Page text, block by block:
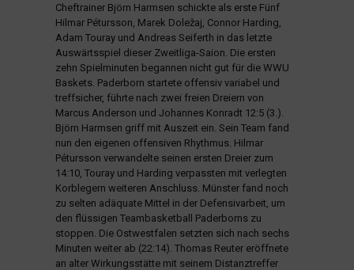
Cheftrainer Björn Harmsen schickte als erste Fünf
Hilmar Pétursson, Marek Doležaj, Connor Harding,
Adam Touray und Andreas Seiferth in das letzte
Auswärtsspiel dieser Zweitliga-Saion. Die ersten
zehn Spielminuten begannen nicht gut für die WWU
Baskets. Paderborn startete offensiv variabel und
treffsicher, führte nach zwei freien Dreiern von
Marcus Anderson und Johannes Konradt 12:5 (3.).
Björn Harmsen griff mit Auszeit ein. Sein Team fand
nun den eigenen offensiven Rhythmus. Hilmar
Pétursson verwandelte seinen ersten Dreier zum
14:10, Touray und Harding verpassten mit verlegten
Korblegern weiteren Anschluss. Münster fand noch
zu selten adäquate Mittel in der Defensivarbeit, um
den flüssigen Teambasketball Paderborns zu
stoppen. Die Ostwestfalen setzten sich nach sechs
Minuten weiter ab (22:14). Thomas Reuter eröffnete
an alter Wirkungsstätte mit seinem Distanztreffer